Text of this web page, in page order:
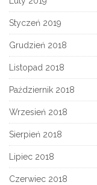
Styczeń 2019
Grudzień 2018
Listopad 2018
Październik 2018
Wrzesień 2018
Sierpień 2018
Lipiec 2018
Czerwiec 2018